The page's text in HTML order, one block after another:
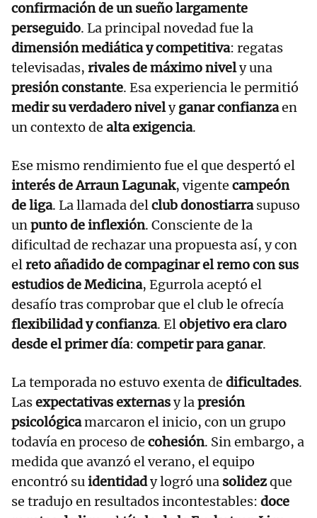
confirmación de un sueño largamente
perseguido. La principal novedad fue la
dimensión mediática y competitiva: regatas
televisadas, rivales de máximo nively una
presión constante. Esa experiencia le permitió
medir su verdadero nivelyganar confianzaen
un contexto de alta exigencia.
Ese mismo rendimiento fue el que despertó el
interés de Arraun Lagunak, vigente campeón
de liga. La llamada delclub donostiarrasupuso
unpunto de inflexión. Consciente de la
dificultad de rechazar una propuesta así, y con
elreto añadido de compaginar el remo con sus
estudios de Medicina, Egurrola aceptó el
desafío tras comprobar que el club le ofrecía
flexibilidad y confianza. Elobjetivo era claro
desde el primer día: competir para ganar.
La temporada no estuvo exenta de dificultades.
Lasexpectativas externasy lapresión
psicológicamarcaron el inicio, con un grupo
todavía en proceso de cohesión. Sin embargo, a
medida que avanzó el verano, el equipo
encontró suidentidady logró una solidezque
se tradujo en resultados incontestables: doce